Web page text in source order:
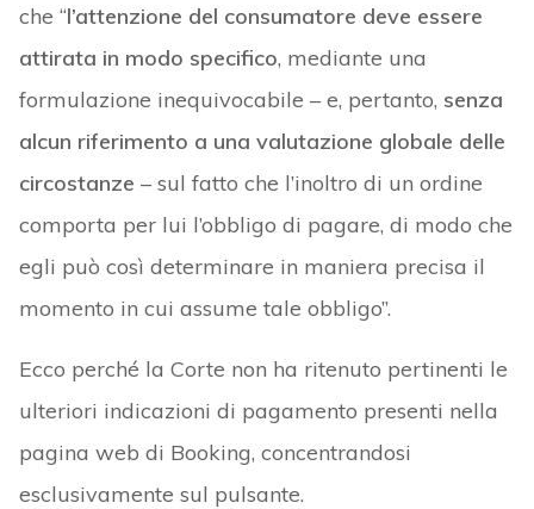
che “l’attenzione del consumatore deve essere
attirata in modo specifico, mediante una
formulazione inequivocabile – e, pertanto, senza
alcun riferimento a una valutazione globale delle
circostanze – sul fatto che l’inoltro di un ordine
comporta per lui l’obbligo di pagare, di modo che
egli può così determinare in maniera precisa il
momento in cui assume tale obbligo”.
Ecco perché la Corte non ha ritenuto pertinenti le
ulteriori indicazioni di pagamento presenti nella
pagina web di Booking, concentrandosi
esclusivamente sul pulsante.